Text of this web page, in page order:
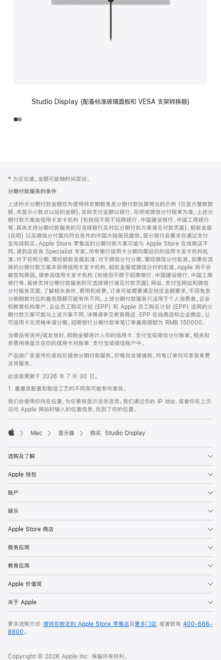
Studio Display (配备标准玻璃面板和 VESA 支架转换器)
页
页
脚
注
‡ 为近似值。金额可能随时间变动。
分期付款服务的条件
上述所示分期付款金额仅为使用特定期数免息分期付款估算得出的示例 (仅显示整数数
额，未显示小数点以后的金额)，实际支付金额以银行、花呗或微信分付账单为准。上述分
期付款方案由信用卡发卡机构 (包括但不限于招商银行、中国建设银行、中国工商银行
等，具体支持分期付款服务的可选择银行及对应分期付款方案请见付款页面)、蚂蚁金服
(花呗) 以及微信分付面向符合条件的中国大陆居民提供。部分银行会要求你通过支付
宝完成购买。Apple Store 零售店的分期付款方案可能与 Apple Store 在线商店不
同，请到店咨询 Specialist 专家。所有银行信用卡分期均需经你的信用卡发卡机构批
准；对于花呗分期，需经蚂蚁金服批准；对于微信分付分期，需经微信分付批准。如果你选
择的分期付款方案未获得信用卡发卡机构、蚂蚁金服或微信分付的批准，Apple 将不会
被告知原因。请参阅信用卡发卡机构 (包括但不限于招商银行、中国建设银行、中国工商
银行等，具体支持分期付款服务的可选择银行请见付款页面) 网站、支付宝网站和微信
分付服务页面，了解相关条件、费用和收费。订单可能需要满足特定金额要求，不同免息
分期期数对应的最低限额可能有所不同。上述分期付款服务只适用于个人消费者。企业
和教育机构客户、企业员工购买计划 (EPP) 和 Apple 员工购买计划 (EPP) 适用的分
期付款方案可能与上述方案不同，详情请参见教育商店、EPP 在线商店和企业商店。公
司信用卡无资格申请分期。招商银行分期付款单笔订单最高限额为 RMB 150000。
当商品有货并/或发货时，购物金额将计入你的信用卡、支付宝或微信分付账单。相关财
务费用将显示在你的信用卡对账单、支付宝或微信账户中。
产品按广告宣传价或标价提供分期付款服务。价格包含增值税。所有订单均可享受免费
送货服务。
此信息更新于 2026 年 7 月 30 日。
1. 重量依配置和制造工艺的不同而可能有所差异。
我们会使用你所在位置，为你更快显示送货选项。我们通过你的 IP 地址，或者你在上次
访问 Apple 网站时输入的位置信息，找到了你的位置。
Mac 显示器 购买 Studio Display
选购及了解
Apple 钱包
账户
娱乐
Apple Store 商店
商务应用
教育应用
Apple 价值观
关于 Apple
更多选购方式：查找你附近的 Apple Store 零售店及更多门店，或者致电 400-666-
8800。
Copyright © 2026 Apple Inc. 保留所有权利。